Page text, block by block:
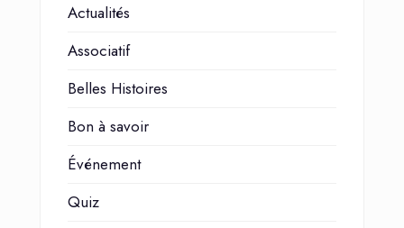
Actualités
Associatif
Belles Histoires
Bon à savoir
Événement
Quiz